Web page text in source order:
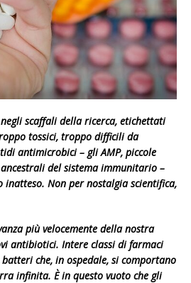
scaffali della ricerca, etichettati
tossici, troppo difficili da
antimicrobici – gli AMP, piccole
del sistema immunitario –
Non per nostalgia scientifica,
più velocemente della nostra
antibiotici. Intere classi di farmaci
che, in ospedale, si comportano
infinita. È in questo vuoto che gli